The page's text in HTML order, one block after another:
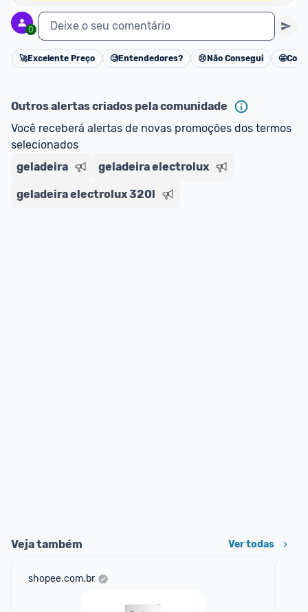
0 Deixe o seu comentário
Cancelar
🚀Excelente Preço 🧐Entendedores? 😢 Não Consegui 🤩
Outros alertas criados pela comunidade
Você receberá alertas de novas promoções dos termos
selecionados
geladeira
geladeira electrolux
geladeira electrolux 320l
Veja também Ver todas
shopee.com.br